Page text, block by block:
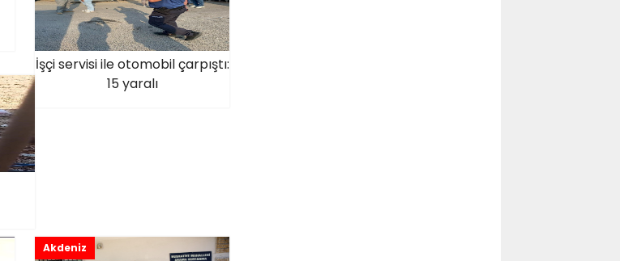
İşçi servisi ile otomobil çarpıştı:
15 yaralı
Akdeniz